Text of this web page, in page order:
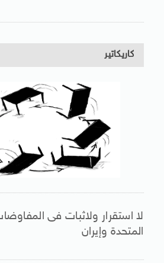
كاريكاتير
لا استقرار ولاثبات فى
المتحدة وإيران